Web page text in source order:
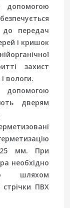
допомогою
до передач
і кришок
захист
вологи.
дверям
25 мм. При
необхідно
шляхом
стрічки ПВХ